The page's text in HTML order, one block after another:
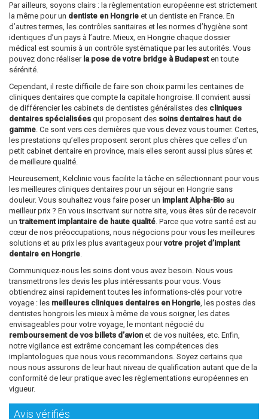
Par ailleurs, soyons clairs : la règlementation européenne est strictement
la même pour un dentiste en Hongrie et un dentiste en France. En
d’autres termes, les contrôles sanitaires et les normes d’hygiène sont
identiques d’un pays à l’autre. Mieux, en Hongrie chaque dossier
médical est soumis à un contrôle systématique par les autorités. Vous
pouvez donc réaliser la pose de votre bridge à Budapesten toute
sérénité.
Cependant, il reste difficile de faire son choix parmi les centaines de
cliniques dentaires que compte la capitale hongroise. Il convient aussi
de différencier les cabinets de dentistes généralistes des cliniques
dentaires spécialisées qui proposent des soins dentaires haut de
gamme. Ce sont vers ces dernières que vous devez vous tourner. Certes,
les prestations qu’elles proposent seront plus chères que celles d’un
petit cabinet dentaire en province, mais elles seront aussi plus sûres et
de meilleure qualité.
Heureusement, Kelclinic vous facilite la tâche en sélectionnant pour vous
les meilleures cliniques dentaires pour un séjour en Hongrie sans
douleur. Vous souhaitez vous faire poser un implant Alpha-Bio au
meilleur prix ? En vous inscrivant sur notre site, vous êtes sûr de recevoir
untraitement implantaire de haute qualité. Parce que votre santé est au
cœur de nos préoccupations, nous négocions pour vous les meilleures
solutions et au prix les plus avantageux pourvotre projet d’implant
dentaire en Hongrie.
Communiquez-nous les soins dont vous avez besoin. Nous vous
transmettrons les devis les plus intéressants pour vous. Vous
obtiendrez ainsi rapidement toutes les informations-clés pour votre
voyage : les meilleures cliniques dentaires en Hongrie, les postes des
dentistes hongrois les mieux à même de vous soigner, les dates
envisageables pour votre voyage, le montant négocié du
remboursement de vos billets d’avion et de vos nuitées, etc. Enfin,
notre vigilance est extrême concernant les compétences des
implantologues que nous vous recommandons. Soyez certains que
nous nous assurons de leur haut niveau de qualification autant que de la
conformité de leur pratique avec les règlementations européennes en
vigueur.
Avis vérifiés